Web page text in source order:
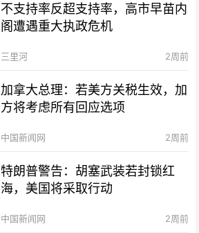
不支持率反超支持率，高市早苗内
阁遭遇重大执政危机
三里河 2周前
加拿大总理：若美方关税生效，加
方将考虑所有回应选项
中国新闻网 2周前
特朗普警告：胡塞武装若封锁红
海，美国将采取行动
中国新闻网 2周前